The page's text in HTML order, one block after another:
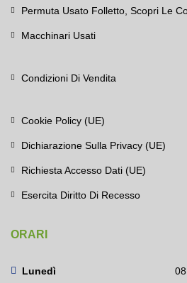
Permuta Usato Folletto, Scopri Le
Macchinari Usati
Condizioni Di Vendita
Cookie Policy (UE)
Dichiarazione Sulla Privacy (UE)
Richiesta Accesso Dati (UE)
Esercita Diritto Di Recesso
ORARI
Lunedì